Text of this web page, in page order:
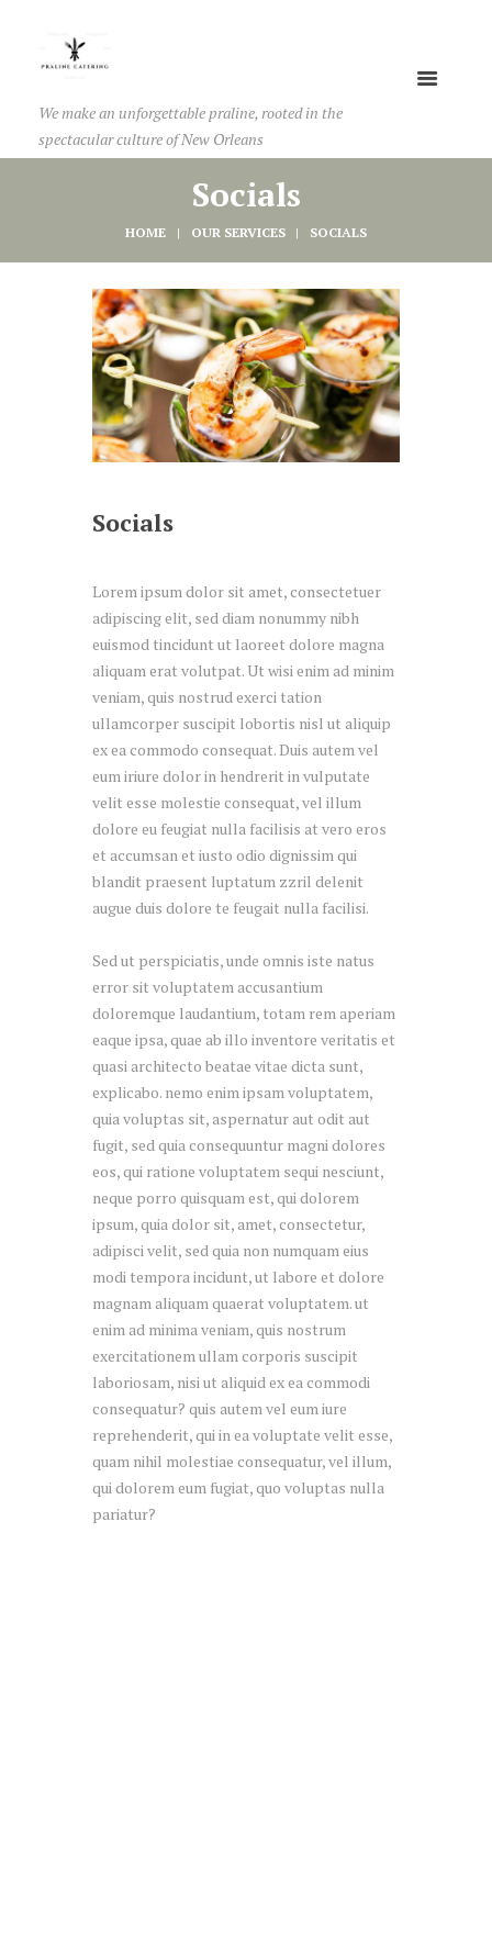
We make an unforgettable praline, rooted in the
spectacular culture of New Orleans
Socials
HOME OUR SERVICES SOCIALS
Socials
Lorem ipsum dolor sit amet, consectetuer
adipiscing elit, sed diam nonummy nibh
euismod tincidunt ut laoreet dolore magna
aliquam erat volutpat. Ut wisi enim ad minim
veniam, quis nostrud exerci tation
ullamcorper suscipit lobortis nisl ut aliquip
ex ea commodo consequat. Duis autem vel
eum iriure dolor in hendrerit in vulputate
velit esse molestie consequat, vel illum
dolore eu feugiat nulla facilisis at vero eros
et accumsan et iusto odio dignissim qui
blandit praesent luptatum zzril delenit
augue duis dolore te feugait nulla facilisi.
Sed ut perspiciatis, unde omnis iste natus
error sit voluptatem accusantium
doloremque laudantium, totam rem aperiam
eaque ipsa, quae ab illo inventore veritatis et
quasi architecto beatae vitae dicta sunt,
explicabo. nemo enim ipsam voluptatem,
quia voluptas sit, aspernatur aut odit aut
fugit, sed quia consequuntur magni dolores
eos, qui ratione voluptatem sequi nesciunt,
neque porro quisquam est, qui dolorem
ipsum, quia dolor sit, amet, consectetur,
adipisci velit, sed quia non numquam eius
modi tempora incidunt, ut labore et dolore
magnam aliquam quaerat voluptatem. ut
enim ad minima veniam, quis nostrum
exercitationem ullam corporis suscipit
laboriosam, nisi ut aliquid ex ea commodi
consequatur? quis autem vel eum iure
reprehenderit, qui in ea voluptate velit esse,
quam nihil molestiae consequatur, vel illum,
qui dolorem eum fugiat, quo voluptas nulla
pariatur?